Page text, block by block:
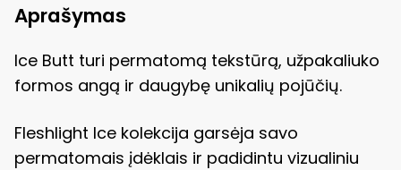
Aprašymas
Ice Butt turi permatomą tekstūrą, užpakaliuko
formos angą ir daugybę unikalių pojūčių.
Fleshlight Ice kolekcija garsėja savo
permatomais įdėklais ir padidintu vizualiniu